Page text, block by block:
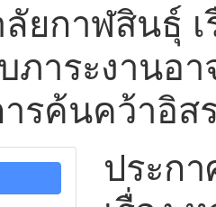
ยกาฬสินธุ์
ภาระงานอ
รค้นคว้าอิส
ประก